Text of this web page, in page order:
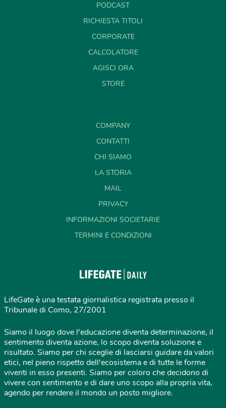
PODCAST
RICHIESTA TITOLI
CORPORATE
CALCOLATORE
AGISCI ORA
STORE
COMPANY
CONTATTI
CHI SIAMO
LA STORIA
MAIL
PRIVACY
INFORMAZIONI SOCIETARIE
TERMINI E CONDIZIONI
LifeGate è una testata giornalistica registrata presso il
Tribunale di Como, 27/2001
Siamo il luogo dove l'educazione diventa determinazione, il
sentimento diventa azione, lo scopo diventa soluzione e
risultato. Siamo per chi sceglie di lasciarsi guidare da valori
etici, nel pieno rispetto dell'ecosistema e di tutte le forme
viventi in esso presenti. Siamo per coloro che decidono di
vivere con sentimento e di dare uno scopo alla propria vita,
agendo per rendere il mondo un posto migliore.